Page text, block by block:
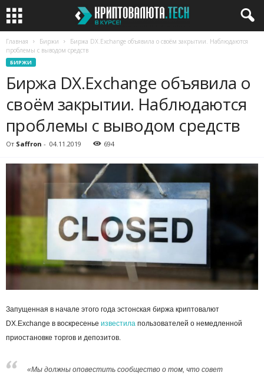
Главная Биржи
Биржа DX.Exchange объявила о своём закрытии. Наблюдаются
проблемы с выводом средств
БИРЖИ
Биржа DX.Exchange объявила о
своём закрытии. Наблюдаются
проблемы с выводом средств
От Saffron - 04.11.2019 694
Запущенная в начале этого года эстонская биржа криптовалют
DX.Exchange в воскресенье известила пользователей о немедленной
приостановке торгов и депозитов.
«Мы должны оповестить сообщество о том, что совет